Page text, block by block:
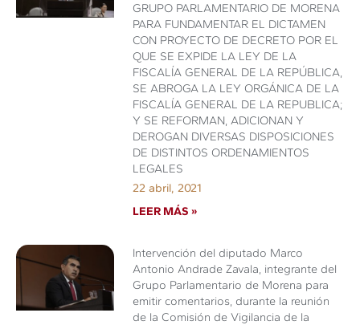
GRUPO PARLAMENTARIO DE MORENA
PARA FUNDAMENTAR EL DICTAMEN
CON PROYECTO DE DECRETO POR EL
QUE SE EXPIDE LA LEY DE LA
FISCALÍA GENERAL DE LA REPÚBLICA,
SE ABROGA LA LEY ORGÁNICA DE LA
FISCALÍA GENERAL DE LA REPUBLICA;
Y SE REFORMAN, ADICIONAN Y
DEROGAN DIVERSAS DISPOSICIONES
DE DISTINTOS ORDENAMIENTOS
LEGALES
22 abril, 2021
LEER MÁS »
Intervención del diputado Marco
Antonio Andrade Zavala, integrante del
Grupo Parlamentario de Morena para
emitir comentarios, durante la reunión
de la Comisión de Vigilancia de la